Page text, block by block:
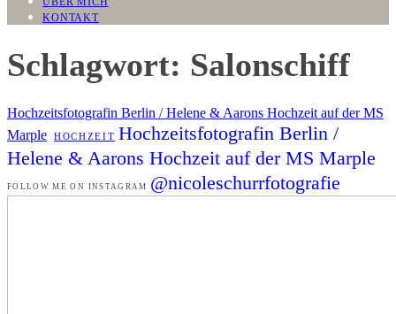
KONTAKT
Schlagwort: Salonschiff
Hochzeitsfotografin Berlin / Helene & Aarons Hochzeit auf der MS
Marple
HOCHZEIT Hochzeitsfotografin Berlin /
Helene & Aarons Hochzeit auf der MS Marple
FOLLOW ME ON INSTAGRAM @nicoleschurrfotografie